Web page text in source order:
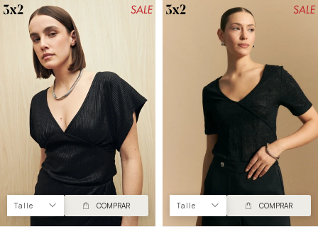
Talle COMPRAR Talle COMPRAR